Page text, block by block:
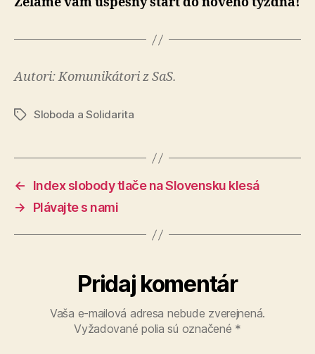
Autori: Komunikátori z SaS.
ZnačkySloboda a Solidarita
←
Index slobody tlače na Slovensku klesá
→
Plávajte s nami
Pridaj komentár
Vaša e-mailová adresa nebude zverejnená.
Vyžadované polia sú označené *